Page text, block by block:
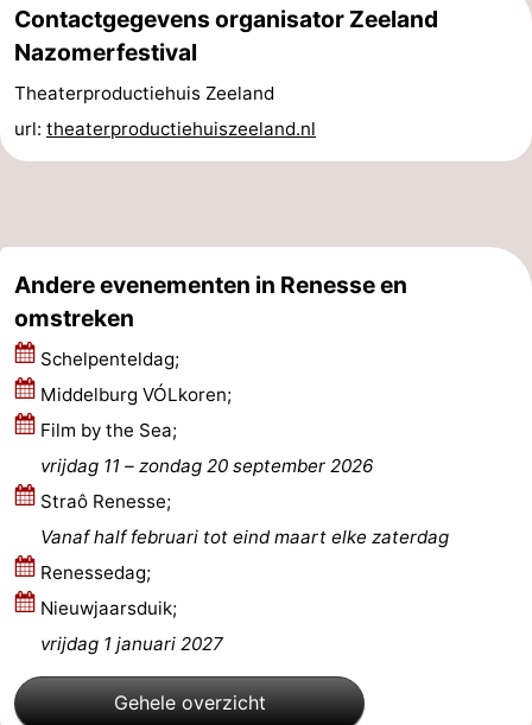
Nieuws
adressen
Regio
Leiden
Bollenstreek
-
Natuur
Duin
-
Katwijk
-
Scheveningen
-
Den
-
Rockanje
Zeeland
Contactgegevens organisator Zeeland
Nazomerfestival
Theaterproductiehuis Zeeland
url: theaterproductiehuiszeeland.nl
Andere evenementen in Renesse en
omstreken
Schelpenteldag;
Middelburg VÓLkoren;
Film by the Sea;
vrijdag 11 – zondag 20 september 2026
Straô Renesse;
Vanaf half februari tot eind maart elke zaterdag
Renessedag;
Nieuwjaarsduik;
vrijdag 1 januari 2027
Gehele overzicht